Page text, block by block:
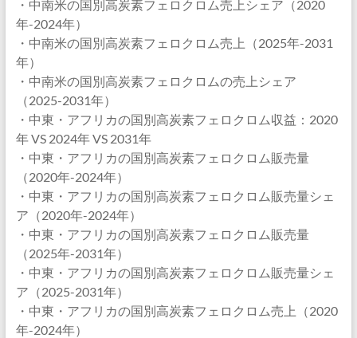
・中南米の国別高炭素フェロクロム売上シェア（2020
年-2024年）
・中南米の国別高炭素フェロクロム売上（2025年-2031
年）
・中南米の国別高炭素フェロクロムの売上シェア
（2025-2031年）
・中東・アフリカの国別高炭素フェロクロム収益：2020
年 VS 2024年 VS 2031年
・中東・アフリカの国別高炭素フェロクロム販売量
（2020年-2024年）
・中東・アフリカの国別高炭素フェロクロム販売量シェ
ア（2020年-2024年）
・中東・アフリカの国別高炭素フェロクロム販売量
（2025年-2031年）
・中東・アフリカの国別高炭素フェロクロム販売量シェ
ア（2025-2031年）
・中東・アフリカの国別高炭素フェロクロム売上（2020
年-2024年）